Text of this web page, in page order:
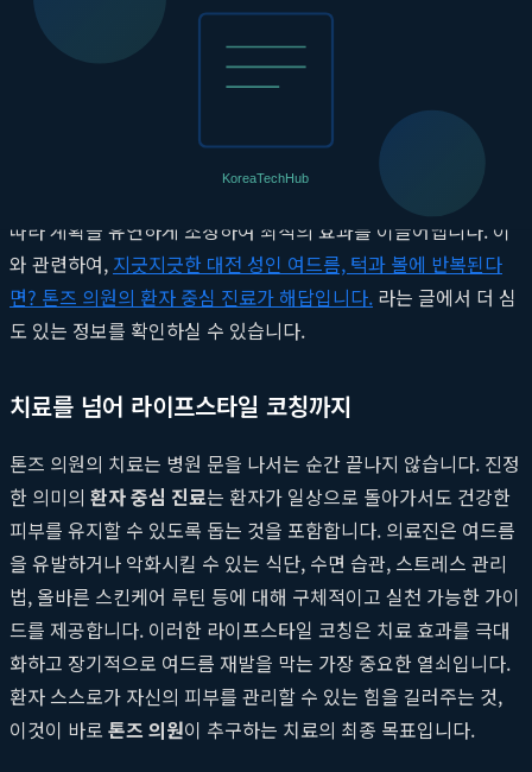
광역동치료(PDT):
여 재발률을 낮추는 효과적인 치료법입니다.
염증성 여드름으로 인한 붉은 자국이나 패인 흉
터를 개선하고 피부 재생을 촉진합니다.
의 감독 하에 진행되며, 치료 경과에
따라 계획을 유연하게 조정하여 최적의 효과를 이끌어냅니다. 이
와 관련하여, 지긋지긋한 대전 성인 여드름, 턱과 볼에 반복된다
면? 톤즈 의원의 환자 중심 진료가 해답입니다. 라는 글에서 더 심
도 있는 정보를 확인하실 수 있습니다.
치료를 넘어 라이프스타일 코칭까지
톤즈 의원의 치료는 병원 문을 나서는 순간 끝나지 않습니다. 진정
한 의미의 환자 중심 진료는 환자가 일상으로 돌아가서도 건강한
피부를 유지할 수 있도록 돕는 것을 포함합니다. 의료진은 여드름
을 유발하거나 악화시킬 수 있는 식단, 수면 습관, 스트레스 관리
법, 올바른 스킨케어 루틴 등에 대해 구체적이고 실천 가능한 가이
드를 제공합니다. 이러한 라이프스타일 코칭은 치료 효과를 극대
화하고 장기적으로 여드름 재발을 막는 가장 중요한 열쇠입니다.
환자 스스로가 자신의 피부를 관리할 수 있는 힘을 길러주는 것,
이것이 바로 톤즈 의원이 추구하는 치료의 최종 목표입니다.